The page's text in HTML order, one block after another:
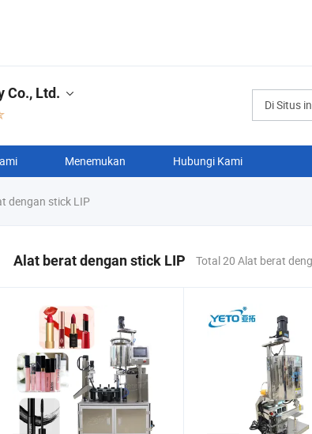
Di Situs
Co., Ltd.
Menemukan Hubungi Kami
dengan stick LIP
Alat berat dengan stick LIP Total 20 Alat berat